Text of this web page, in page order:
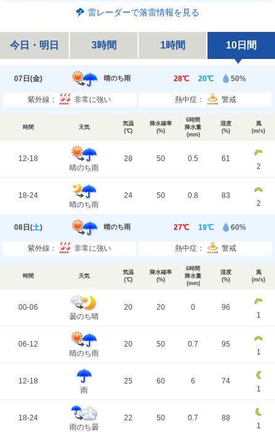
雷レーダーで落雷情報を見る
今日・明日 3時間 1時間 10日間
07日(金) 晴のち雨 28℃ 20℃ 50%
紫外線： 非常に強い 熱中症： 警戒
時間 天気
気温
(℃)
降水確率
(%)
6時間
降水量
(mm)
湿度
(%)
風
(m/s)
12-18
晴のち雨
28 50 0.5
61
2
18-24
晴のち雨
24 50 0.8
83
2
08日(土) 晴のち雨 27℃ 19℃ 60%
紫外線： 非常に強い 熱中症： 警戒
時間 天気
気温
(℃)
降水確率
(%)
6時間
降水量
(mm)
湿度
(%)
風
(m/s)
00-06
曇のち晴
20 20 0
96
1
06-12
晴のち雨
20 50 0.7
95
1
12-18
雨
25 60 6
74
1
18-24
雨のち曇
22 50 0.7
88
1